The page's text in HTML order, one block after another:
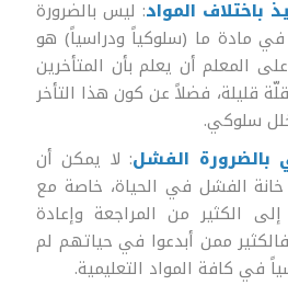
باختلاف المواد: ليس بالضرورة
مادة ما (سلوكياً ودراسياً) هو
المعلم أن يعلم بأن المتأخرين
قليلة، فضلاً عن كون هذا التأخر
سلوكي.
بالضرورة الفشل: لا يمكن أن
الفشل في الحياة، خاصة مع
الكثير من المراجعة وإعادة
فالكثير ممن أبدعوا في حياتهم لم
في كافة المواد التعليمية.